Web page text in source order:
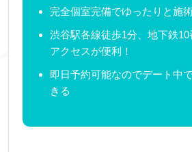
完全個室完備でゆったりと施
渋谷駅各線徒歩1分、地下鉄
アクセスが便利！
即日予約可能なのでデート中
きる